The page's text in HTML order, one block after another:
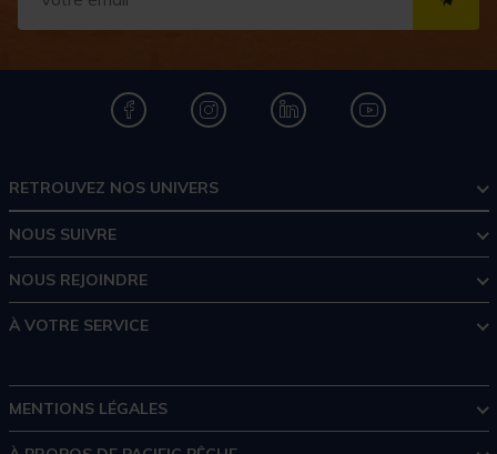
RETROUVEZ NOS UNIVERS
NOUS SUIVRE
NOUS REJOINDRE
À VOTRE SERVICE
MENTIONS LÉGALES